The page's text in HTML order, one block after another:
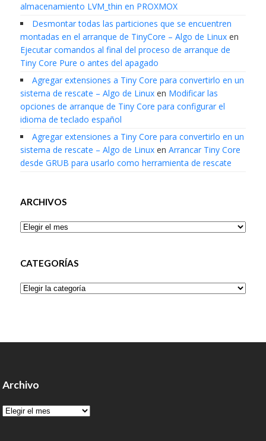
almacenamiento LVM_thin en PROXMOX
Desmontar todas las particiones que se encuentren
montadas en el arranque de TinyCore – Algo de Linuxen
Ejecutar comandos al final del proceso de arranque de
Tiny Core Pure o antes del apagado
Agregar extensiones a Tiny Core para convertirlo en un
sistema de rescate – Algo de Linuxen Modificar las
opciones de arranque de Tiny Core para configurar el
idioma de teclado español
Agregar extensiones a Tiny Core para convertirlo en un
sistema de rescate – Algo de Linuxen Arrancar Tiny Core
desde GRUB para usarlo como herramienta de rescate
ARCHIVOS
Archivos
CATEGORÍAS
Categorías
Archivo
Archivo